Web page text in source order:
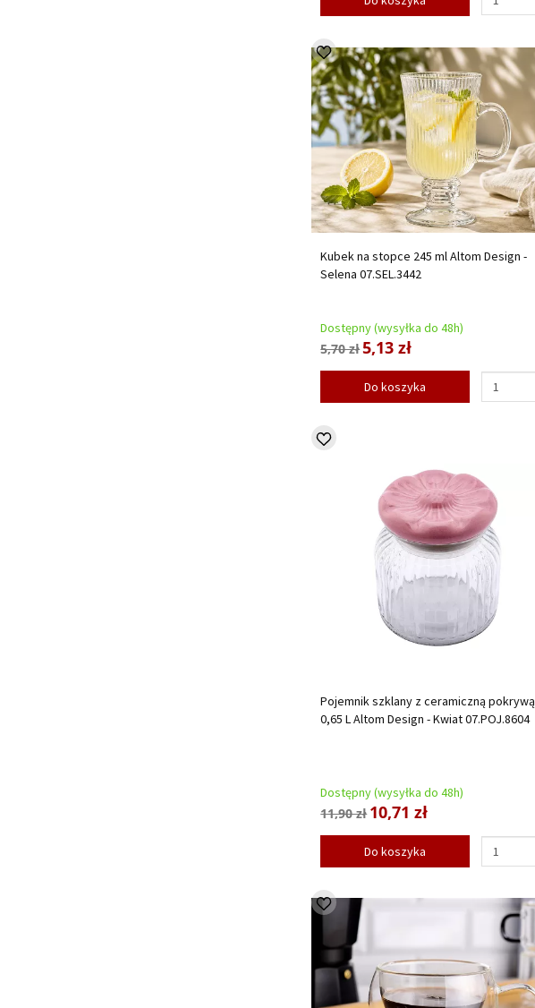
Kubek na stopce 245 ml Altom Design -
Selena 07.SEL.3442
Dostępny (wysyłka do 48h)
5,70 zł5,13 zł
Do koszyka
Pojemnik szklany z ceramiczną pokrywą
0,65 L Altom Design - Kwiat 07.POJ.8604
Dostępny (wysyłka do 48h)
11,90 zł10,71 zł
Do koszyka